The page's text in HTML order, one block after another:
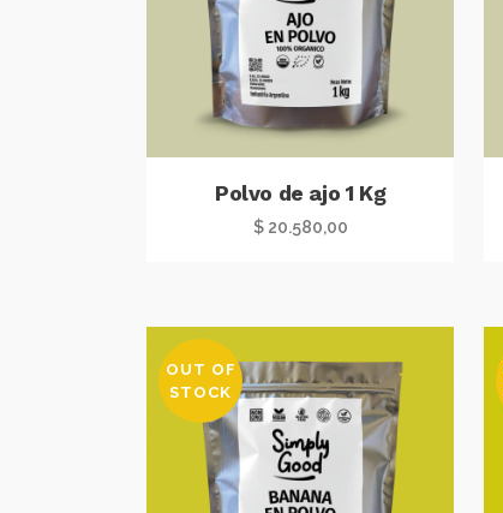
Polvo de ajo 1 Kg
$20.580,00
OUT OF
STOCK